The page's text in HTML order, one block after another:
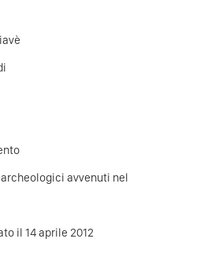
avvenuti nel
il 14 aprile 2012